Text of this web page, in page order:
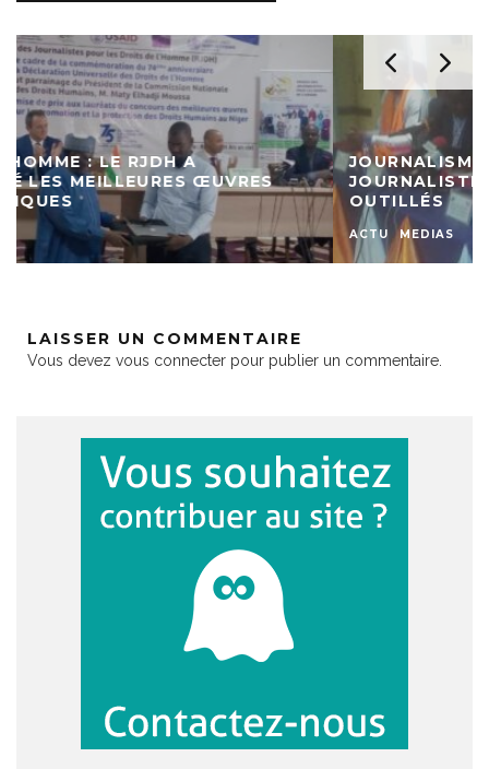
JOURNALISME D’INVESTIGATION : 20
JOURNALISTES DE NIAMEY ET TILLABERI
OUTILLÉS
ACTU MEDIAS
LAISSER UN COMMENTAIRE
Vous devez vous connecter pour publier un commentaire.